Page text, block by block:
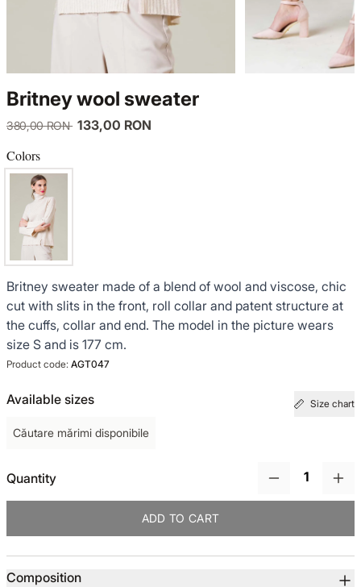
Britney wool sweater
380,00 RON 133,00 RON
Colors
Britney sweater made of a blend of wool and viscose, chic
cut with slits in the front, roll collar and patent structure at
the cuffs, collar and end. The model in the picture wears
size S and is 177 cm.
Product code: AGT047
Available sizes Size chart
Căutare mărimi disponibile
Quantity
ADD TO CART
Composition
COATS
TINUTE DE OCAZIE
NOUTĂȚI
PRODUSE DIN IN
GARDEROBA DE VACANTA
TOTUL DE LA -30% LA -65%
JACKETS
VEZI TOATE REDUCERILE
SENSE LIMITED EDITION
BACK TO OFFICE